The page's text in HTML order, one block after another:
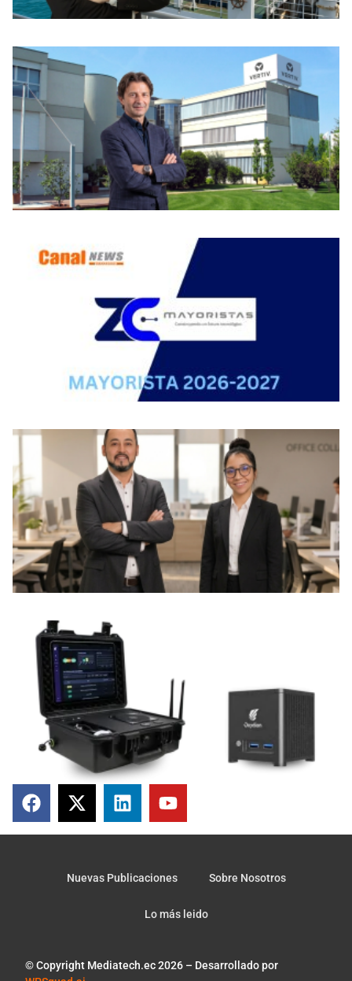
© Copyright Mediatech.ec 2026 – Desarrollado por
Nuevas Publicaciones Sobre Nosotros
Lo más leido